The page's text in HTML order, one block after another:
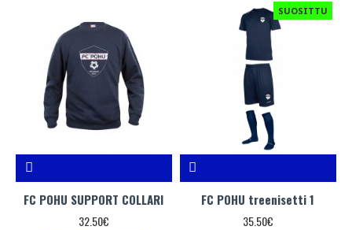
FC POHU SUPPORT COLLARI
32.50€
SUOSITTU
FC POHU treenisetti 1
35.50€